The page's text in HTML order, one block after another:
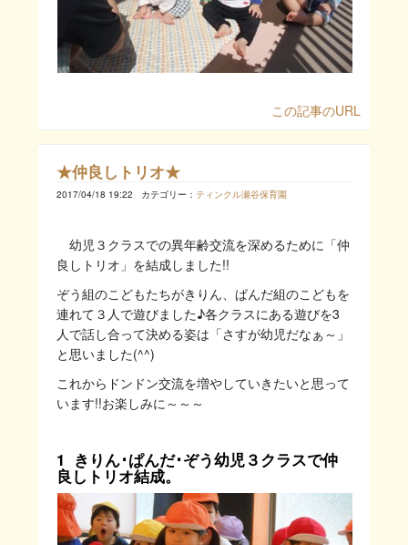
この記事のURL
★仲良しトリオ★
2017/04/18 19:22 カテゴリー： ティンクル瀬谷保育園
幼児３クラスでの異年齢交流を深めるために「仲
良しトリオ」を結成しました!!
ぞう組のこどもたちがきりん、ぱんだ組のこどもを
連れて３人で遊びました♪各クラスにある遊びを3
人で話し合って決める姿は「さすが幼児だなぁ～」
と思いました(^^)
これからドンドン交流を増やしていきたいと思って
います!!お楽しみに～～～
1 きりん･ぱんだ･ぞう幼児３クラスで仲
良しトリオ結成。